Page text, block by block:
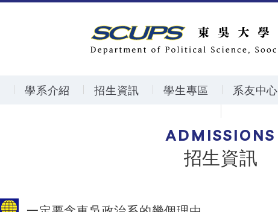
學系介紹 招生資訊 學生專區 系友中心
ADMISSIONS
招生資訊